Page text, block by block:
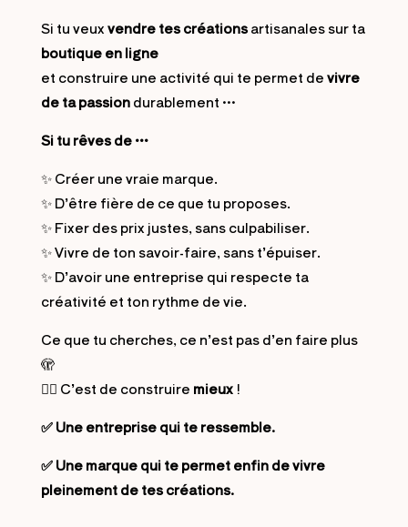
Si tu veuxvendre tes créationsartisanales sur ta
boutique en ligne
et construire une activité qui te permet devivre
de ta passiondurablement …
Si tu rêves de …
✨ Créer une vraie marque.
✨ D’être fière de ce que tu proposes.
✨ Fixer des prix justes, sans culpabiliser.
✨ Vivre de ton savoir-faire, sans t’épuiser.
✨ D’avoir une entreprise qui respecte ta
créativité et ton rythme de vie.
Ce que tu cherches, ce n’est pas d’en faire plus
🫣
👉🏻 C’est de construire mieux!
✅ Une entreprise qui te ressemble.
✅ Une marque qui te permet enfin de vivre
pleinement de tes créations.